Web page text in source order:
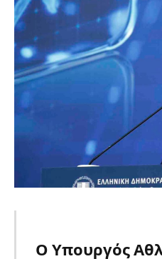
Ο Υπουργός